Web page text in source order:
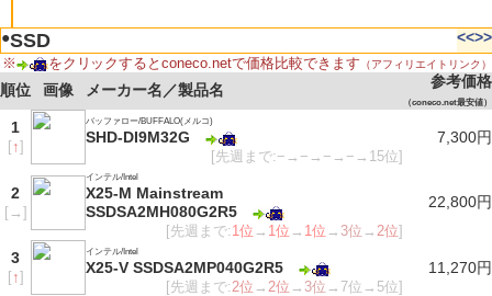
●SSD <<>>
※ をクリックするとconeco.netで価格比較できます （アフィリエイトリンク）
順位 画像 メーカー名／製品名 参考価格
（coneco.net最安値）
1
[↑]
バッファロー/BUFFALO(メルコ)
SHD-DI9M32G
[先週まで:−→−→−→−→15位]
7,300円
2
[→ ]
インテル/Intel
X25-M Mainstream
SSDSA2MH080G2R5
[先週まで:1位 → 1位 → 1位 → 3位 →2位]
22,800円
3
[↑]
インテル/Intel
X25-V SSDSA2MP040G2R5
[先週まで:2位 →2位 → 3位 →7位→5位]
11,270円